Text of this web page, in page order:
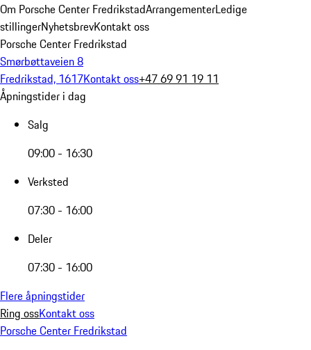
Om Porsche Center FredrikstadArrangementerLedige
stillingerNyhetsbrevKontakt oss
Porsche Center Fredrikstad
Smørbøttaveien 8
Fredrikstad, 1617Kontakt oss+47 69 91 19 11
Åpningstider i dag
Salg
09:00 - 16:30
Verksted
07:30 - 16:00
Deler
07:30 - 16:00
Flere åpningstider
Ring ossKontakt oss
Porsche Center Fredrikstad